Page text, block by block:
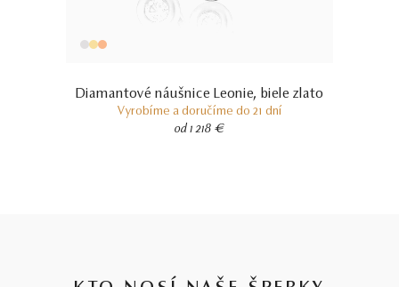
Diamantové náušnice Leonie, biele zlato
Vyrobíme a doručíme do 21 dní
od 1 218 €